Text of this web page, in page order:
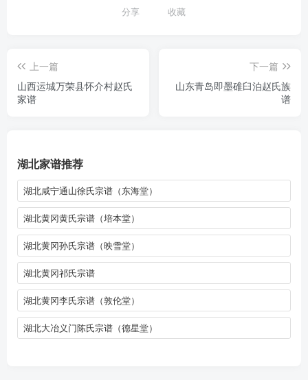
分享 收藏
上一篇
山西运城万荣县怀介村赵氏
家谱
下一篇
山东青岛即墨碓臼泊赵氏族
谱
湖北家谱推荐
湖北咸宁通山徐氏宗谱（东海堂）
湖北黄冈黄氏宗谱（培本堂）
湖北黄冈孙氏宗谱（映雪堂）
湖北黄冈祁氏宗谱
湖北黄冈李氏宗谱（敦伦堂）
湖北大冶义门陈氏宗谱（德星堂）